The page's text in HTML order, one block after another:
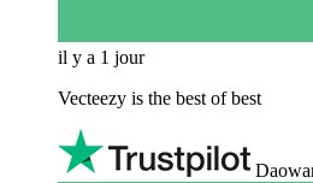
il y a 1 jour
Vecteezy is the best of best